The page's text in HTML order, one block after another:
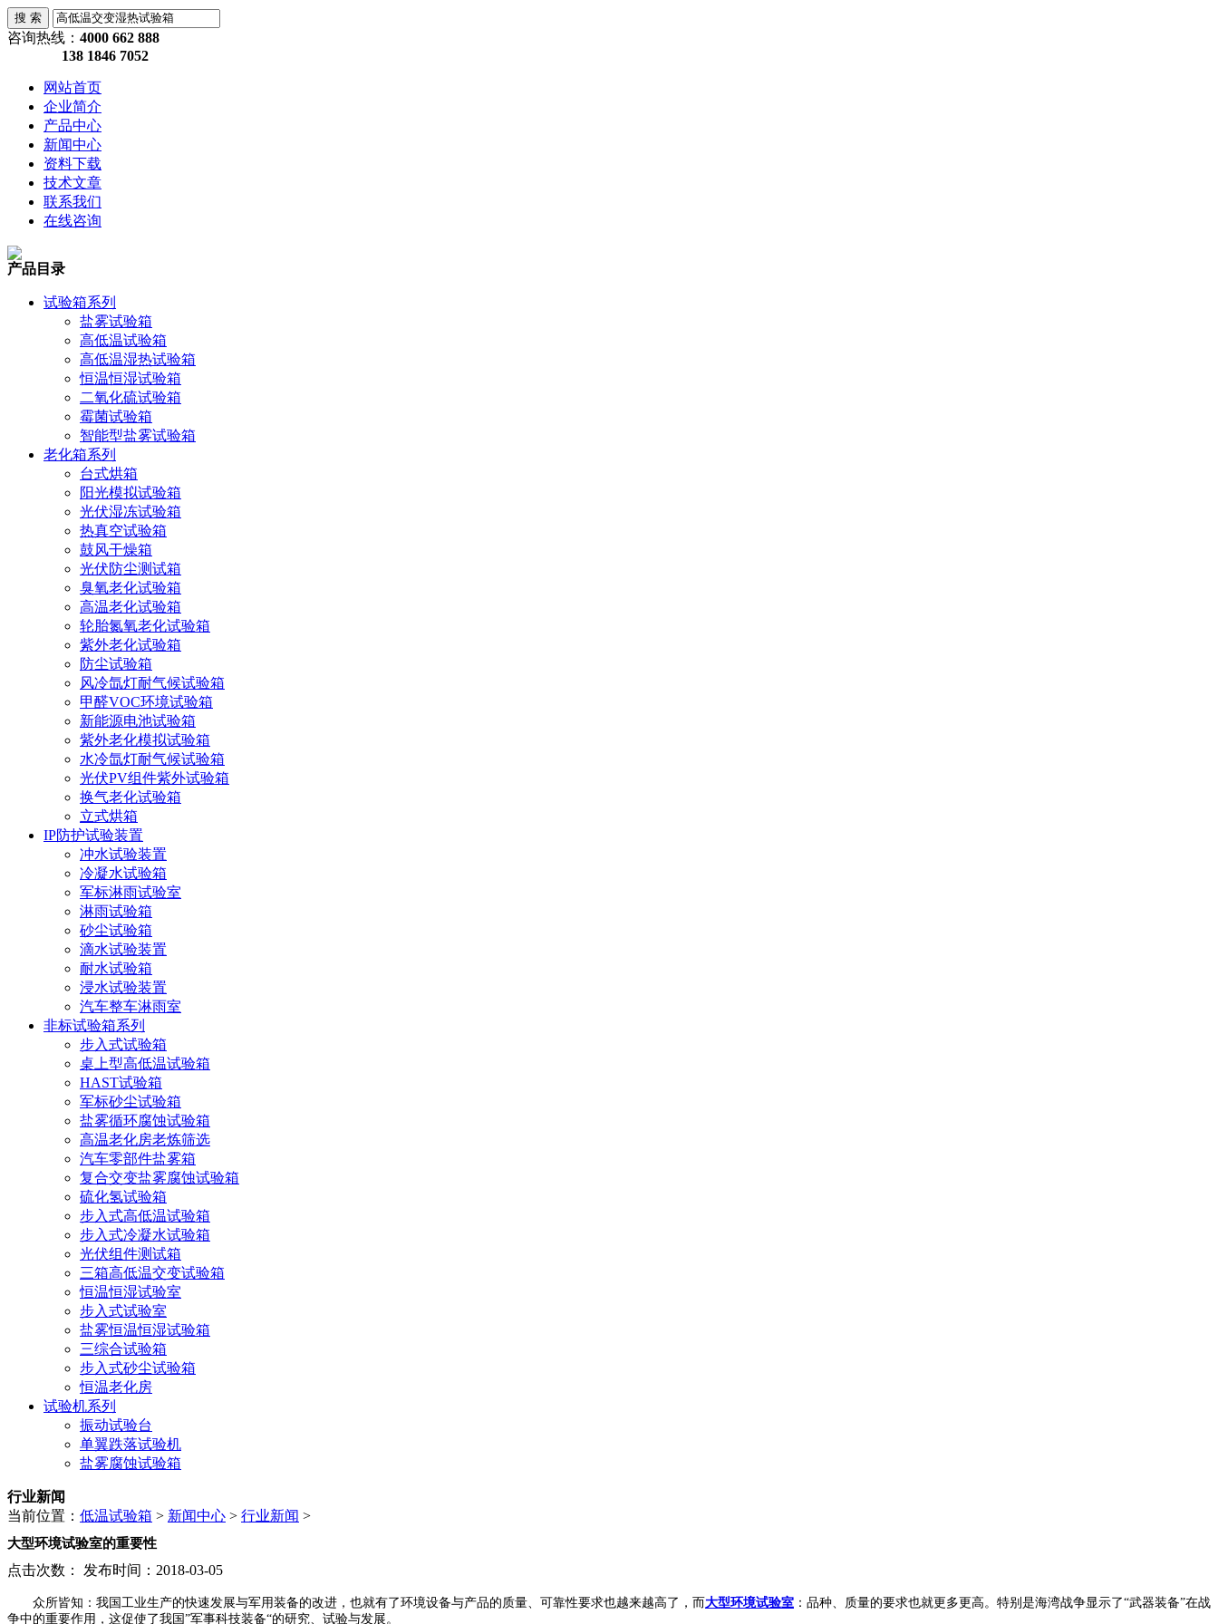
咨询热线： 4000 662 888
138 1846 7052
网站首页
企业简介
产品中心
新闻中心
资料下载
技术文章
联系我们
在线咨询
产品目录
试验箱系列
盐雾试验箱
高低温试验箱
高低温湿热试验箱
恒温恒湿试验箱
二氧化硫试验箱
霉菌试验箱
智能型盐雾试验箱
老化箱系列
台式烘箱
阳光模拟试验箱
光伏湿冻试验箱
热真空试验箱
鼓风干燥箱
光伏防尘测试箱
臭氧老化试验箱
高温老化试验箱
轮胎氮氧老化试验箱
紫外老化试验箱
防尘试验箱
风冷氙灯耐气候试验箱
甲醛VOC环境试验箱
新能源电池试验箱
紫外老化模拟试验箱
水冷氙灯耐气候试验箱
光伏PV组件紫外试验箱
换气老化试验箱
立式烘箱
IP防护试验装置
冲水试验装置
冷凝水试验箱
军标淋雨试验室
淋雨试验箱
砂尘试验箱
滴水试验装置
耐水试验箱
浸水试验装置
汽车整车淋雨室
非标试验箱系列
步入式试验箱
桌上型高低温试验箱
HAST试验箱
军标砂尘试验箱
盐雾循环腐蚀试验箱
高温老化房老炼筛选
汽车零部件盐雾箱
复合交变盐雾腐蚀试验箱
硫化氢试验箱
步入式高低温试验箱
步入式冷凝水试验箱
光伏组件测试箱
三箱高低温交变试验箱
恒温恒湿试验室
步入式试验室
盐雾恒温恒湿试验箱
三综合试验箱
步入式砂尘试验箱
恒温老化房
试验机系列
振动试验台
单翼跌落试验机
盐雾腐蚀试验箱
行业新闻
当前位置： 低温试验箱 > 新闻中心 > 行业新闻 >
大型环境试验室的重要性
点击次数： 发布时间：2018-03-05
众所皆知：我国工业生产的快速发展与军用装备的改进，也就有了环境设备与产品的质量、可靠性要求也越来越高了，而大型环境试验室 ：品种、质量的要求也就更多更高。特别是海湾战争显示了“武器装备”在战
争中的重要作用，这促使了我国”军事科技装备“的研究、试验与发展。